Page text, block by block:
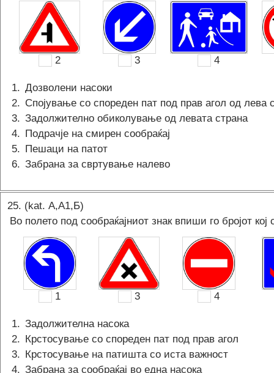
2 3 4
1. Дозволени насоки
2. Спојување со спореден пат под прав агол од лева
3. Задолжително обиколување од левата страна
4. Подрачје на смирен сообраќај
5. Пешаци на патот
6. Забрана за свртување налево
25. (kat. А,A1,Б)
Во полето под сообраќајниот знак впиши го бројот
1 3 4
1. Задолжителна насока
2. Крстосување со спореден пат под прав агол
3. Крстосување на патишта со иста важност
4. Забрана за сообраќај во една насока